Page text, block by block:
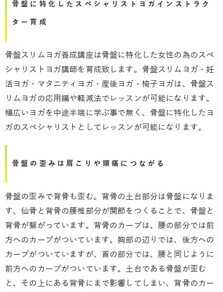
骨盤に特化したスペシャリストヨガインストラク
ター育成
骨盤スリムヨガ養成講座は骨盤に特化した女性の為のスペ
シャリストヨガ講師を育成致します。骨盤スリムヨガ・妊
活ヨガ・マタニティヨガ・産後ヨガ・椅子ヨガは、骨盤ス
リムヨガの応用編や軽減法でレッスンが可能になります。
幅広いヨガを中途半端に学ぶ事で無く、骨盤に特化したヨ
ガのスペシャリストとしてレッスンが可能になります。
骨盤の歪みは肩こりや頭痛につながる
骨盤の歪みで背骨も歪む。背骨の土台部分は骨盤になりま
す、仙骨と背骨の腰椎部分が関節をつくることで、骨盤と
背骨が繋がっています。背骨のカーブは、腰の部分では前
方へのカーブがついています。胸部の辺りでは、後方への
カーブがついていますが、首の部分では、腰と同じように
前方へのカーブがついています。土台である骨盤が歪む
と、その上にある背骨にまで影響してしまい、背骨のカー